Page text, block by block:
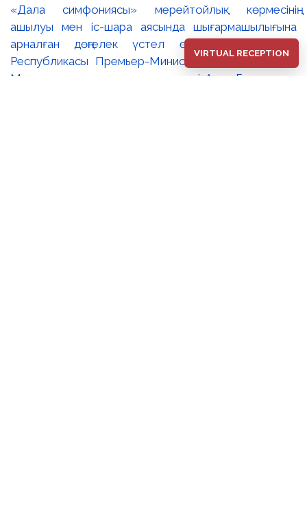
«Дала симфониясы» мерейтойлық көрмесінің
ашылуы мен іс-шара аясында шығармашылығына
арналған дөңгелек үстел өтті. 🔹Қазақстан
Республикасы Премьер-Министрінің орынбасары –
Мәдениет және ақпарат министрі Аида Ғалымқызы
VIRTUAL RECEPTION